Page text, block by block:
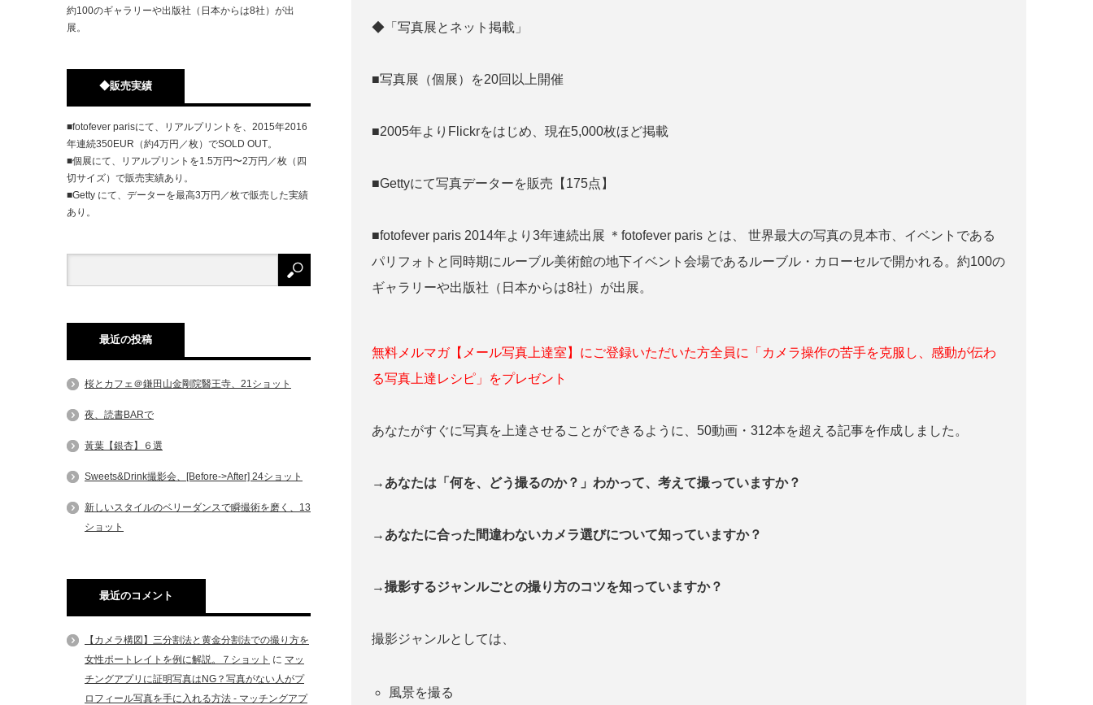
◆「写真展とネット掲載」
■写真展（個展）を20回以上開催
■2005年よりFlickrをはじめ、現在5,000枚ほど掲載
■Gettyにて写真データーを販売【175点】
■fotofever paris 2014年より3年連続出展 ＊fotofever paris とは、 世界最大の写真の見本市、イベントである
パリフォトと同時期にルーブル美術館の地下イベント会場であるルーブル・カローセルで開かれる。約100の
ギャラリーや出版社（日本からは8社）が出展。
無料メルマガ【メール写真上達室】にご登録いただいた方全員に「カメラ操作の苦手を克服し、感動が伝わ
る写真上達レシピ」をプレゼント
あなたがすぐに写真を上達させることができるように、50動画・312本を超える記事を作成しました。
→あなたは「何を、どう撮るのか？」わかって、考えて撮っていますか？
→あなたに合った間違わないカメラ選びについて知っていますか？
→撮影するジャンルごとの撮り方のコツを知っていますか？
撮影ジャンルとしては、
風景を撮る
約100のギャラリーや出版社（日本からは8社）が出
展。
◆販売実績
■fotofever parisにて、リアルプリントを、2015年2016
年連続350EUR（約4万円／枚）でSOLD OUT。
■個展にて、リアルプリントを1.5万円〜2万円／枚（四
切サイズ）で販売実績あり。
■Getty にて、データーを最高3万円／枚で販売した実績
あり。
最近の投稿
桜とカフェ＠鎌田山金剛院醫王寺、21ショット
夜、読書BARで
黃葉【銀杏】６選
Sweets&Drink撮影会、[Before->After] 24ショット
新しいスタイルのベリーダンスで瞬撮術を磨く、13
ショット
最近のコメント
【カメラ構図】三分割法と黄金分割法での撮り方を
女性ポートレイトを例に解説。７ショット に マッ
チングアプリに証明写真はNG？写真がない人がプ
ロフィール写真を手に入れる方法 - マッチングアプ